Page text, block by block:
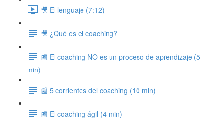
🎥 El lenguaje (7:12)
🎥 ¿Qué es el coaching?
📰 El coaching NO es un proceso de aprendizaje (5
min)
📰 5 corrientes del coaching (10 min)
📰 El coaching ágil (4 min)